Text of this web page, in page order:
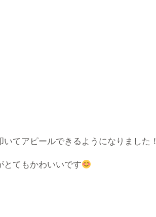
てアピールできるようになりました！
とてもかわいいです